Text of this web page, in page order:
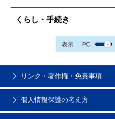
くらし・手続き
表示 PC
リンク・著作権・免責事項
個人情報保護の考え方